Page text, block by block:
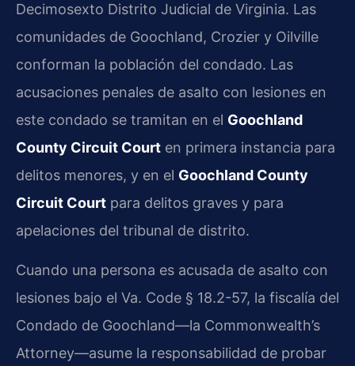
Decimosexto Distrito Judicial de Virginia. Las
comunidades de Goochland, Crozier y Oilville
conforman la población del condado. Las
acusaciones penales de asalto con lesiones en
este condado se tramitan en el Goochland
County Circuit Court en primera instancia para
delitos menores, y en el Goochland County
Circuit Court para delitos graves y para
apelaciones del tribunal de distrito.
Cuando una persona es acusada de asalto con
lesiones bajo el Va. Code § 18.2-57, la fiscalía del
Condado de Goochland—la Commonwealth’s
Attorney—asume la responsabilidad de probar